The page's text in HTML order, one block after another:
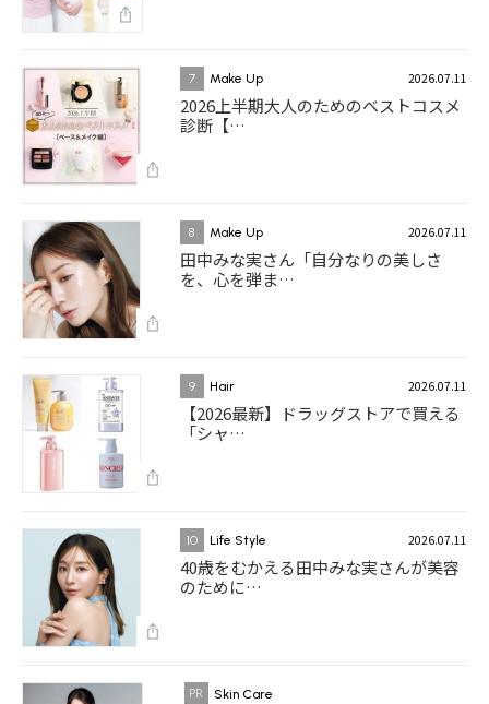
7 Make Up 2026.07.11
2026上半期大人のためのベストコスメ
診断【…
8 Make Up 2026.07.11
田中みな実さん「自分なりの美しさ
を、心を弾ま…
9 Hair 2026.07.11
【2026最新】ドラッグストアで買える
「シャ…
10 Life Style 2026.07.11
40歳をむかえる田中みな実さんが美容
のために…
Skin Care